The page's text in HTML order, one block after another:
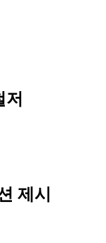
제시